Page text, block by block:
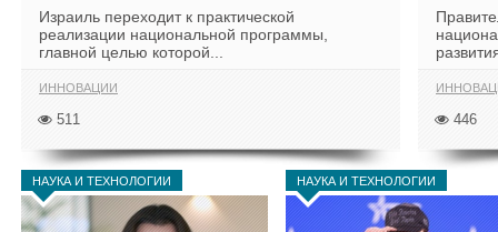
Израиль переходит к практической
реализации национальной программы,
главной целью которой...
ИННОВАЦИИ
511 446
НАУКА И ТЕХНОЛОГИИ НАУКА И ТЕХНОЛОГИИ